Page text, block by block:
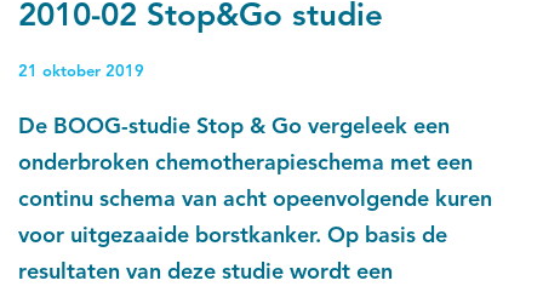
2010-02 Stop&Go studie
21 oktober 2019
De BOOG-studie Stop & Go vergeleek een
onderbroken chemotherapieschema met een
continu schema van acht opeenvolgende kuren
voor uitgezaaide borstkanker. Op basis de
resultaten van deze studie wordt een